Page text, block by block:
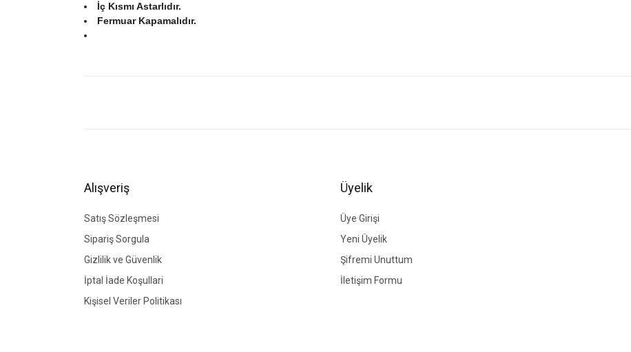
İç Kısmı Astarlıdır.
Fermuar Kapamalıdır.
Ürün fiyatı diğer sitelerden daha pahalı.
Bu ürüne benzer farklı alternatifler olmalı.
Alışveriş
Satış Sözleşmesi
Sipariş Sorgula
Gizlilik ve Güvenlik
İptal İade Koşullari
Kişisel Veriler Politikası
Üyelik
Üye Girişi
Yeni Üyelik
Şifremi Unuttum
İletişim Formu